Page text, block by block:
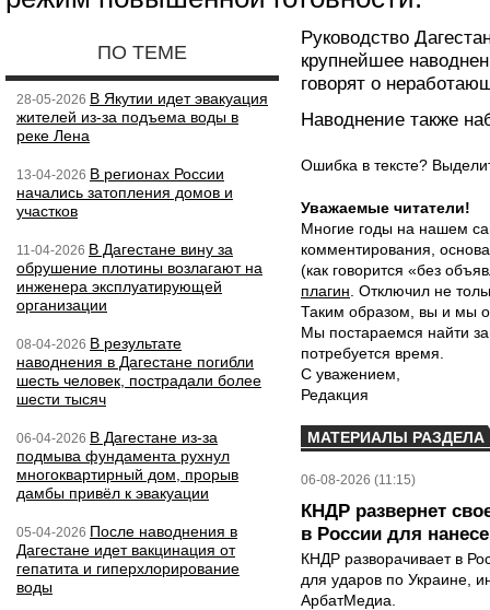
ПО ТЕМЕ
28-05-2026 В Якутии идет эвакуация
жителей из-за подъема воды в
реке Лена
13-04-2026 В регионах России
начались затопления домов и
участков
11-04-2026 В Дагестане вину за
обрушение плотины возлагают на
инженера эксплуатирующей
организации
08-04-2026 В результате
наводнения в Дагестане погибли
шесть человек, пострадали более
шести тысяч
06-04-2026 В Дагестане из-за
подмыва фундамента рухнул
многоквартирный дом, прорыв
дамбы привёл к эвакуации
05-04-2026 После наводнения в
Дагестане идет вакцинация от
гепатита и гиперхлорирование
воды
Руководство
крупнейшее
говорят о
Наводнение также
Ошибка в тексте?
Уважаемые читатели!
Многие годы на нашем
комментирования,
(как говорится «без
плагин . Отключил не
Таким образом, вы и мы
Мы постараемся найти
потребуется время.
С уважением,
Редакция
МАТЕРИАЛЫ РАЗДЕЛА
06-08-2026 (11:15)
КНДР развернет
в России для
КНДР разворачивает в
для ударов по Украине,
АрбатМедиа.